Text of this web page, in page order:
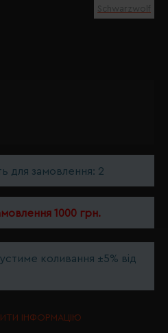
Schwarzwolf
для замовлення: 2
1000 грн.
коливання ±5% від
ІНФОРМАЦІЮ